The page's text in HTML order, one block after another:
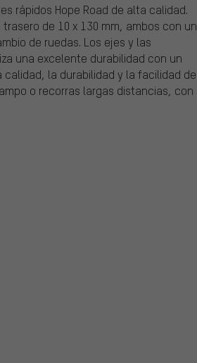
rápidos Hope Road de alta calidad.
de 10 x 130 mm, ambos con un
de ruedas. Los ejes y las
una excelente durabilidad con un
la durabilidad y la facilidad de
o recorras largas distancias, con